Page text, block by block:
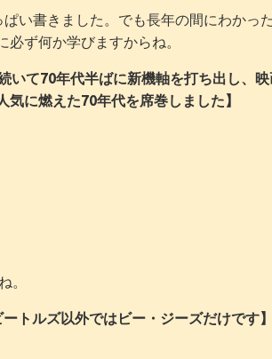
書きました。でも長年の間にわかった
必ず何か学びますからね。
いて70年代半ばに新機軸を打ち出し、
に燃えた70年代を席巻しました】
。
トルズ以外ではビー・ジーズだけです】